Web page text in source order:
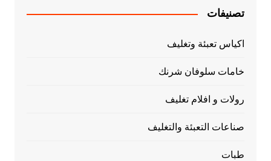
تصنيفات
اكياس تعبئة وتغليف
خامات سلوفان شرنك
رولات و افلام تغليف
صناعات التعبئة والتغليف
طبات